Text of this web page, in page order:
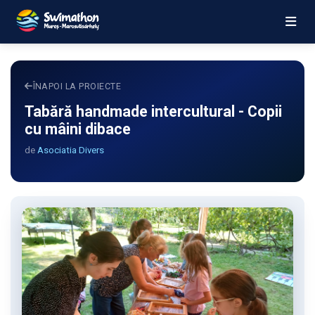
ÎNAPOI LA PROIECTE
Tabără handmade intercultural - Copii
cu mâini dibace
de Asociatia Divers